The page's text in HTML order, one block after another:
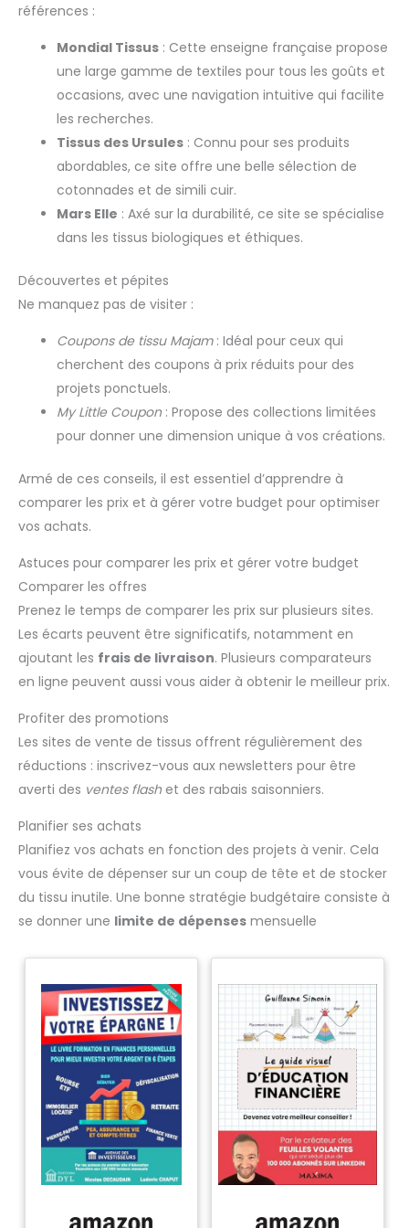
aux plis. Même après
plusieurs lavages, les couleurs
restent éclatantes et
lumineuses. Résistant aux
bouloches et aux taches, il
années, minimisant ainsi le
gaspillage et les pertes.
Design fin pour deux
trousses, des fleurs décoratives et des bandeaux Stockage
lavables en machine, résistants à la décoloration et aux
éclatantes et lumineuses. Résistant aux bouloches et aux
taches, il garantit la fraîcheur et l'éclat de vos créations
pendant des années, minimisant ainsi le gaspillage et les
pertes. Design fin pour deux épaisseurs
références :
Mondial Tissus : Cette enseigne française propose
une large gamme de textiles pour tous les goûts et
occasions, avec une navigation intuitive qui facilite
les recherches.
Tissus des Ursules : Connu pour ses produits
abordables, ce site offre une belle sélection de
cotonnades et de simili cuir.
Mars Elle : Axé sur la durabilité, ce site se spécialise
dans les tissus biologiques et éthiques.
Découvertes et pépites
Ne manquez pas de visiter :
Coupons de tissu Majam: Idéal pour ceux qui
cherchent des coupons à prix réduits pour des
projets ponctuels.
My Little Coupon: Propose des collections limitées
pour donner une dimension unique à vos créations.
Armé de ces conseils, il est essentiel d’apprendre à
comparer les prix et à gérer votre budget pour optimiser
vos achats.
Astuces pour comparer les prix et gérer votre budget
Comparer les offres
Prenez le temps de comparer les prix sur plusieurs sites.
Les écarts peuvent être significatifs, notamment en
ajoutant les frais de livraison. Plusieurs comparateurs
en ligne peuvent aussi vous aider à obtenir le meilleur prix.
Profiter des promotions
Les sites de vente de tissus offrent régulièrement des
réductions : inscrivez-vous aux newsletters pour être
averti des ventes flashet des rabais saisonniers.
Planifier ses achats
Planifiez vos achats en fonction des projets à venir. Cela
vous évite de dépenser sur un coup de tête et de stocker
du tissu inutile. Une bonne stratégie budgétaire consiste à
se donner une limite de dépenses mensuelle